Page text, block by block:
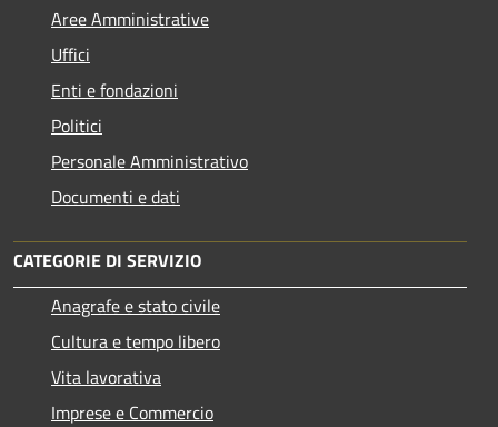
Aree Amministrative
Uffici
Enti e fondazioni
Politici
Personale Amministrativo
Documenti e dati
CATEGORIE DI SERVIZIO
Anagrafe e stato civile
Cultura e tempo libero
Vita lavorativa
Imprese e Commercio